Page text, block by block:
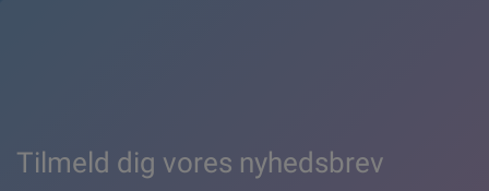
Tilmeld dig vores nyhedsbrev